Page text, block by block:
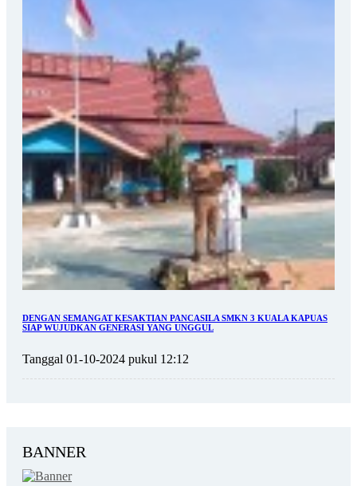
DENGAN SEMANGAT KESAKTIAN PANCASILA SMKN 3 KUALA KAPUAS
SIAP WUJUDKAN GENERASI YANG UNGGUL
Tanggal 01-10-2024 pukul 12:12
BANNER